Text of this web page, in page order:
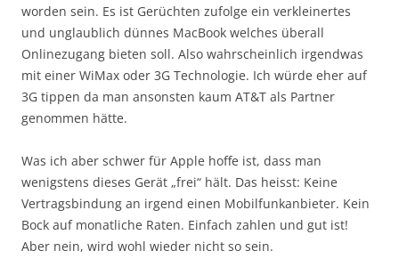
worden sein. Es ist Gerüchten zufolge ein verkleinertes
und unglaublich dünnes MacBook welches überall
Onlinezugang bieten soll. Also wahrscheinlich irgendwas
mit einer WiMax oder 3G Technologie. Ich würde eher auf
3G tippen da man ansonsten kaum AT&T als Partner
genommen hätte.
Was ich aber schwer für Apple hoffe ist, dass man
wenigstens dieses Gerät „frei“ hält. Das heisst: Keine
Vertragsbindung an irgend einen Mobilfunkanbieter. Kein
Bock auf monatliche Raten. Einfach zahlen und gut ist!
Aber nein, wird wohl wieder nicht so sein.